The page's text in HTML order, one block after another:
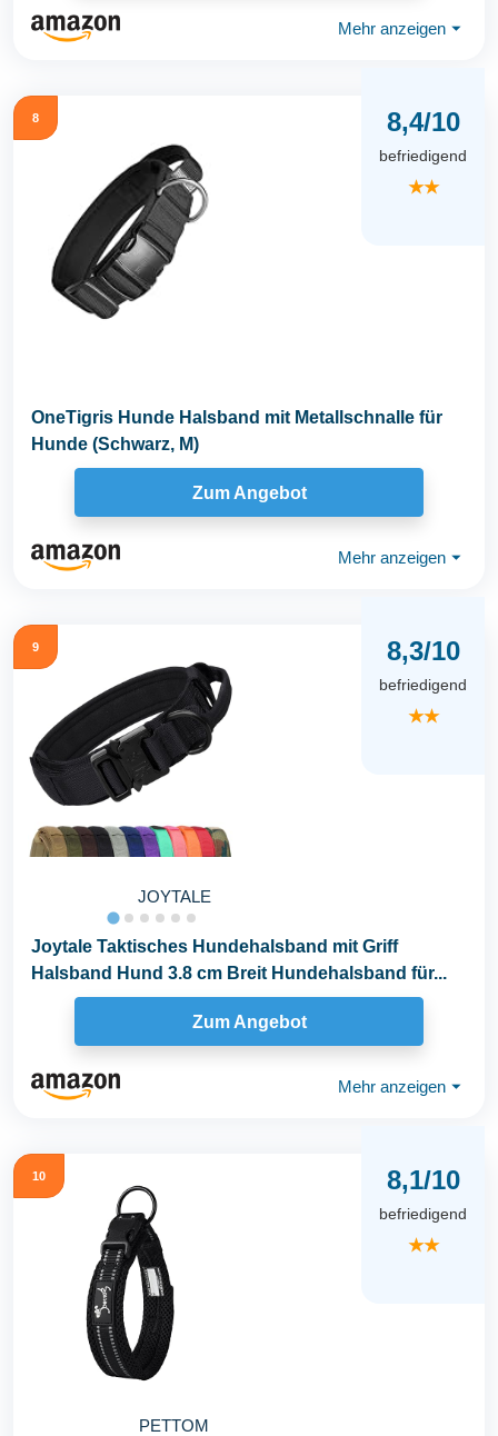
Mehr anzeigen ⏷
8 8,4/10
befriedigend
★★
OneTigris Hunde Halsband mit Metallschnalle für
Hunde (Schwarz, M)
Zum Angebot
Mehr anzeigen ⏷
9
JOYTALE
8,3/10
befriedigend
★★
Joytale Taktisches Hundehalsband mit Griff
Halsband Hund 3.8 cm Breit Hundehalsband für...
Zum Angebot
Mehr anzeigen ⏷
10
PETTOM
8,1/10
befriedigend
★★